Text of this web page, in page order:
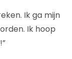
Ik ga mijn
Ik hoop